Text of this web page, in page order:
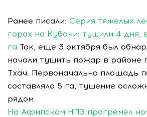
Ранее писали: Серия тяжелых
горах на Кубани: тушили 4 дня,
га Так, еще 3 октября был
начали тушить пожар в районе
Тхач. Первоначально площадь
составляла 5 га, тушение
рядом
На Афипском НПЗ прогремел